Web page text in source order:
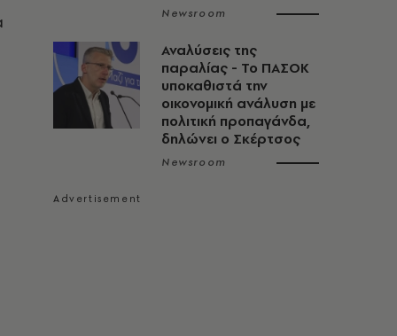
Newsroom
Αναλύσεις της
παραλίας - Το ΠΑΣΟΚ
υποκαθιστά την
οικονομική ανάλυση με
πολιτική προπαγάνδα,
δηλώνει ο Σκέρτσος
Newsroom